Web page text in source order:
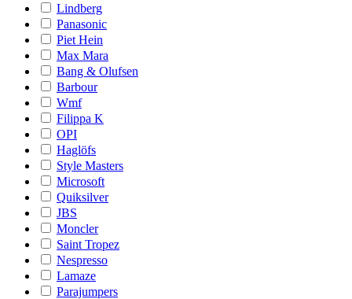
Lindberg
Panasonic
Piet Hein
Max Mara
Bang & Olufsen
Barbour
Wmf
Filippa K
OPI
Haglöfs
Style Masters
Microsoft
Quiksilver
JBS
Moncler
Saint Tropez
Nespresso
Lamaze
Parajumpers